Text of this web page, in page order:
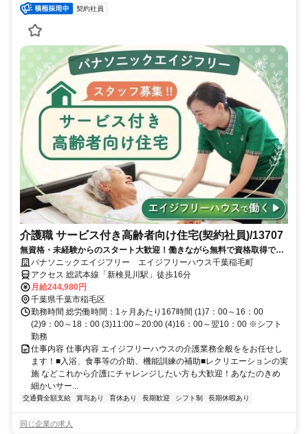
契約社員
介護職 サービス付き高齢者向け住宅(契約社員)/13707
無資格・未経験からのスタート大歓迎！働きながら無料で資格取得でき
ます！正社員への登用制度もあります。充実した研修制度であなたのキ
ャリアアップを応援します！
パナソニックエイジフリー エイジフリーハウス千葉稲毛町
アクセス 総武本線「新検見川駅」徒歩16分
月給244,980円
千葉県千葉市稲毛区
勤務時間 総労働時間：1ヶ月あたり167時間 (1)7：00～16：00
(2)9：00～18：00 (3)11:00～20:00 (4)16：00～翌10：00 ※シフト
勤務
仕事内容 仕事内容 エイジフリーハウスの介護業務全般ををお任せし
ます！■入浴、食事等の介助、機能訓練の補助■レクリエーションの実
施 などこれから介護にチャレンジしたい方も大歓迎！あなたのきめ
細かいサー...
交通費全額支給 賞与あり 育休あり 長期歓迎 シフト制 長期休暇あり
同じ企業の求人